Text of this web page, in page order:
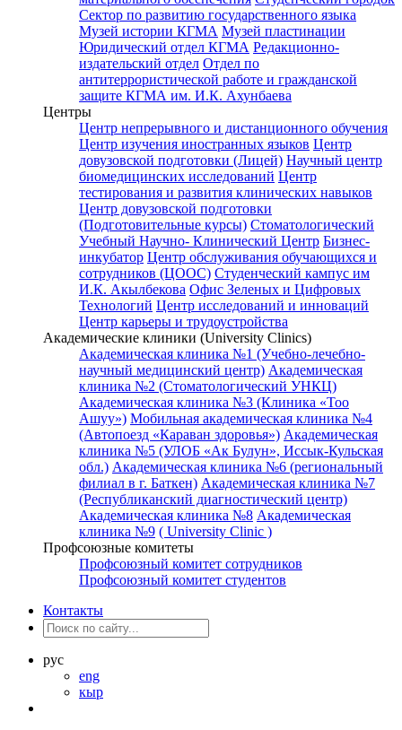
Сектор по развитию государственного языка
Музей истории КГМА Музей пластинации
Юридический отдел КГМА Редакционно-
издательский отдел Отдел по
антитеррористической работе и гражданской
защите КГМА им. И.К. Ахунбаева
Центры
Центр непрерывного и дистанционного обучения
Центр изучения иностранных языков Центр
довузовской подготовки (Лицей) Научный центр
биомедицинских исследований Центр
тестирования и развития клинических навыков
Центр довузовской подготовки
(Подготовительные курсы) Стоматологический
Учебный Научно- Клинический Центр Бизнес-
инкубатор Центр обслуживания обучающихся и
сотрудников (ЦООС) Студенческий кампус им
И.К. Акылбекова Офис Зеленых и Цифровых
Технологий Центр исследований и инноваций
Центр карьеры и трудоустройства
Академические клиники (University Clinics)
Академическая клиника №1 (Учебно-лечебно-
научный медицинский центр) Академическая
клиника №2 (Стоматологический УНКЦ)
Академическая клиника №3 (Клиника «Тоо
Ашуу») Мобильная академическая клиника №4
(Автопоезд «Караван здоровья») Академическая
клиника №5 (УЛОБ «Ак Булун», Иссык-Кульская
обл.) Академическая клиника №6 (региональный
филиал в г. Баткен) Академическая клиника №7
(Республиканский диагностический центр)
Академическая клиника №8 Академическая
клиника №9 ( University Clinic )
Профсоюзные комитеты
Профсоюзный комитет сотрудников
Профсоюзный комитет студентов
Контакты
рус
eng
кыр